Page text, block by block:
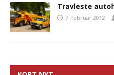
Travleste
7. februar 2012